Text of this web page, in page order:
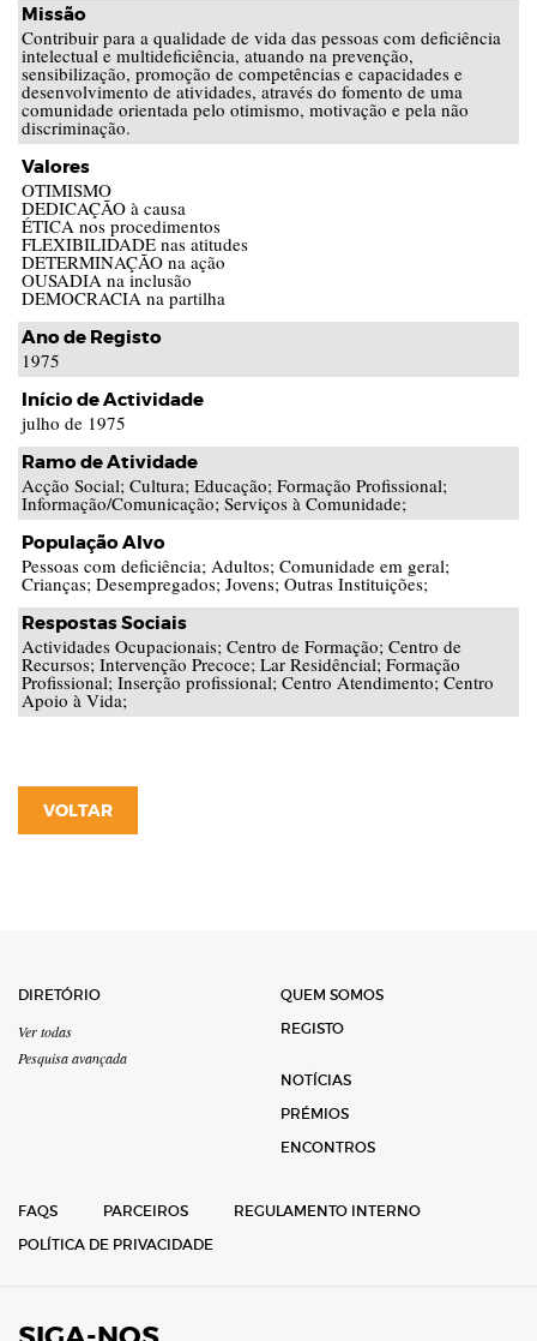
Missão
Contribuir para a qualidade de vida das pessoas com deficiência
intelectual e multideficiência, atuando na prevenção,
sensibilização, promoção de competências e capacidades e
desenvolvimento de atividades, através do fomento de uma
comunidade orientada pelo otimismo, motivação e pela não
discriminação.
Valores
OTIMISMO
DEDICAÇÃO à causa
ÉTICA nos procedimentos
FLEXIBILIDADE nas atitudes
DETERMINAÇÃO na ação
OUSADIA na inclusão
DEMOCRACIA na partilha
Ano de Registo
1975
Início de Actividade
julho de 1975
Ramo de Atividade
Acção Social; Cultura; Educação; Formação Profissional;
Informação/Comunicação; Serviços à Comunidade;
População Alvo
Pessoas com deficiência; Adultos; Comunidade em geral;
Crianças; Desempregados; Jovens; Outras Instituições;
Respostas Sociais
Actividades Ocupacionais; Centro de Formação; Centro de
Recursos; Intervenção Precoce; Lar Residêncial; Formação
Profissional; Inserção profissional; Centro Atendimento; Centro
Apoio à Vida;
VOLTAR
DIRETÓRIO
Ver todas
Pesquisa avançada
QUEM SOMOS
REGISTO
NOTÍCIAS
PRÉMIOS
ENCONTROS
FAQS PARCEIROS
REGULAMENTO INTERNO
POLÍTICA DE PRIVACIDADE